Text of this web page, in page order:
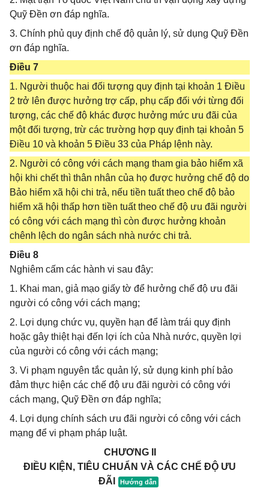
Quỹ Đền ơn đáp nghĩa.
3. Chính phủ quy định chế độ quản lý, sử dụng Quỹ Đền
ơn đáp nghĩa.
Điều 7
1. Người thuộc hai đối tượng quy định tại khoản 1 Điều
2 trở lên được hưởng trợ cấp, phụ cấp đối với từng đối
tượng, các chế độ khác được hưởng mức ưu đãi của
một đối tượng, trừ các trường hợp quy định tại khoản 5
Điều 10 và khoản 5 Điều 33 của Pháp lệnh này.
2. Người có công với cách mạng tham gia bảo hiểm xã
hội khi chết thì thân nhân của họ được hưởng chế độ do
Bảo hiểm xã hội chi trả, nếu tiền tuất theo chế độ bảo
hiểm xã hội thấp hơn tiền tuất theo chế độ ưu đãi người
có công với cách mạng thì còn được hưởng khoản
chênh lệch do ngân sách nhà nước chi trả.
Điều 8
Nghiêm cấm các hành vi sau đây:
1. Khai man, giả mạo giấy tờ để hưởng chế độ ưu đãi
người có công với cách mạng;
2. Lợi dụng chức vụ, quyền hạn để làm trái quy định
hoặc gây thiệt hại đến lợi ích của Nhà nước, quyền lợi
của người có công với cách mạng;
3. Vi phạm nguyên tắc quản lý, sử dụng kinh phí bảo
đảm thực hiện các chế độ ưu đãi người có công với
cách mạng, Quỹ Đền ơn đáp nghĩa;
4. Lợi dụng chính sách ưu đãi người có công với cách
mạng để vi phạm pháp luật.
CHƯƠNG II
ĐIỀU KIỆN, TIÊU CHUẨN VÀ CÁC CHẾ ĐỘ ƯU
ĐÃI